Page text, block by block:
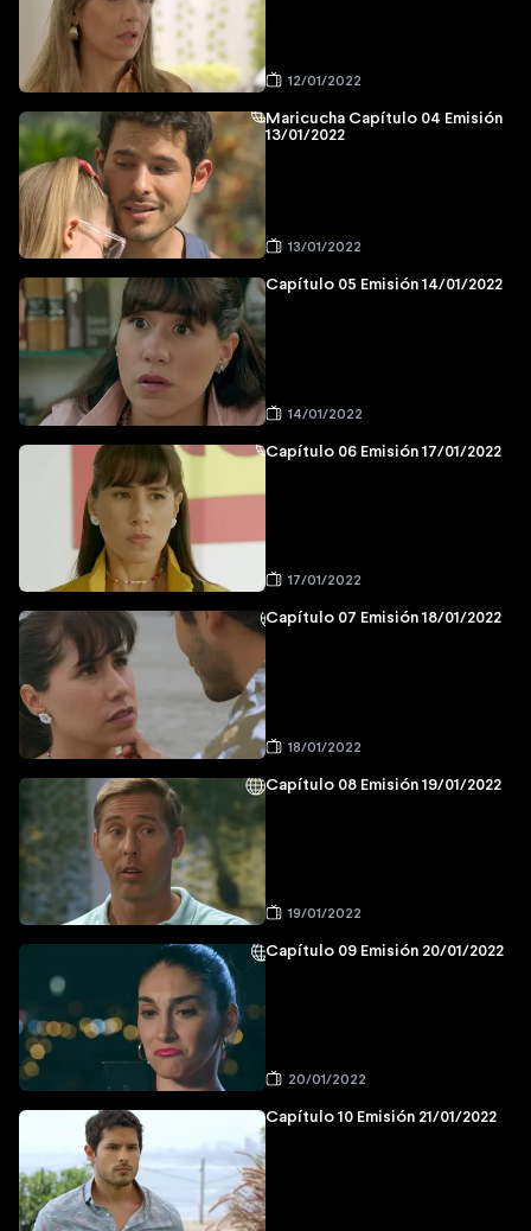
12/01/2022
Maricucha Capítulo 04 Emisión
13/01/2022
13/01/2022
Capítulo 05 Emisión 14/01/2022
14/01/2022
Capítulo 06 Emisión 17/01/2022
17/01/2022
Capítulo 07 Emisión 18/01/2022
18/01/2022
Capítulo 08 Emisión 19/01/2022
19/01/2022
Capítulo 09 Emisión 20/01/2022
20/01/2022
Capítulo 10 Emisión 21/01/2022